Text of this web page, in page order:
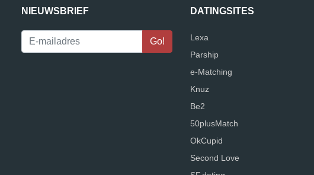
NIEUWSBRIEF DATINGSITES
Lexa
Parship
e-Matching
Knuz
Be2
50plusMatch
OkCupid
Second Love